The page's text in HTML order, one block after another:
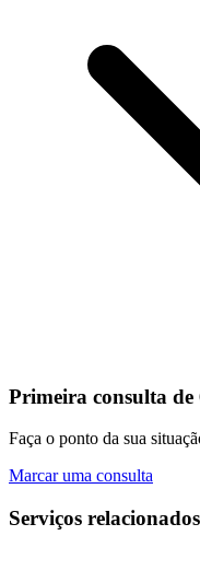
Primeira consulta
Faça o ponto da sua
Marcar uma consulta
Serviços relacionados